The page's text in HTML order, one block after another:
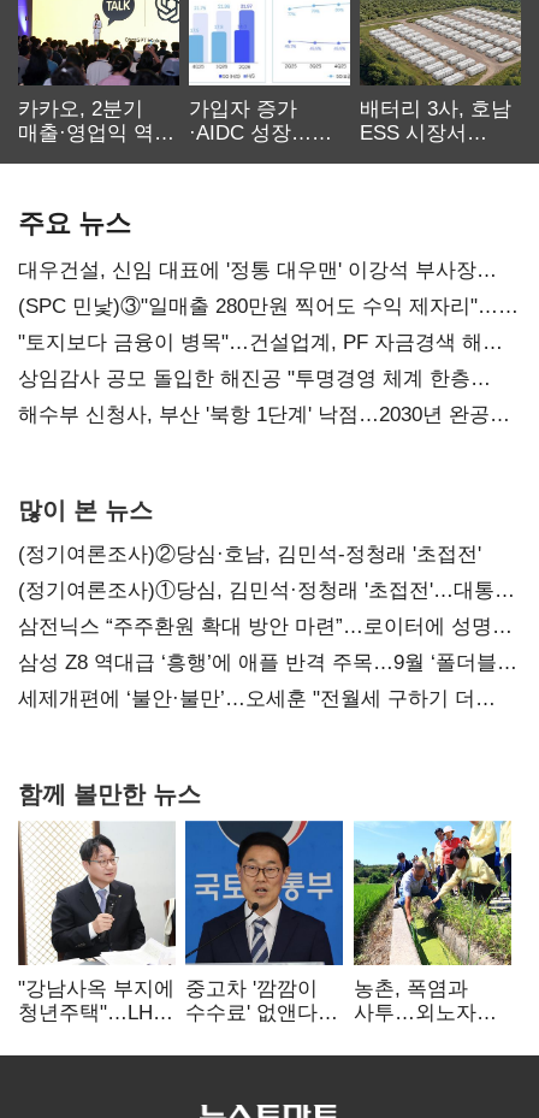
카카오, 2분기
매출·영업익 역대
가입자 증가
·AIDC 성장…
배터리 3사, 호남
ESS 시장서
주요 뉴스
대우건설, 신임 대표에 '정통 대우맨' 이강석 부사장
내정
(SPC 민낯)③"일매출 280만원 찍어도 수익 제자리"…
점주 울리는 '상시 할인'
"토지보다 금융이 병목"…건설업계, PF 자금경색 해소
목소리
상임감사 공모 돌입한 해진공 "투명경영 체계 한층
강화"
해수부 신청사, 부산 '북항 1단계' 낙점…2030년 완공
많이 본 뉴스
(정기여론조사)②당심·호남, 김민석-정청래 '초접전'
(정기여론조사)①당심, 김민석·정청래 '초접전'…대통령
지지도 '50% 아래로'(종합)
삼전닉스 “주주환원 확대 방안 마련”…로이터에 성명
보내
삼성 Z8 역대급 ‘흥행’에 애플 반격 주목…9월 ‘폴더블
대전’
세제개편에 ‘불안·불만’…오세훈 "전월세 구하기 더
함께 볼만한 뉴스
"강남사옥 부지에
청년주택"…LH도
중고차 '깜깜이
수수료' 없앤다…
생기면 환불
농촌, 폭염과
사투…외노자
없앤다